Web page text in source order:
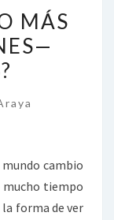
MÁS
cambio
mucho tiempo
forma de ver